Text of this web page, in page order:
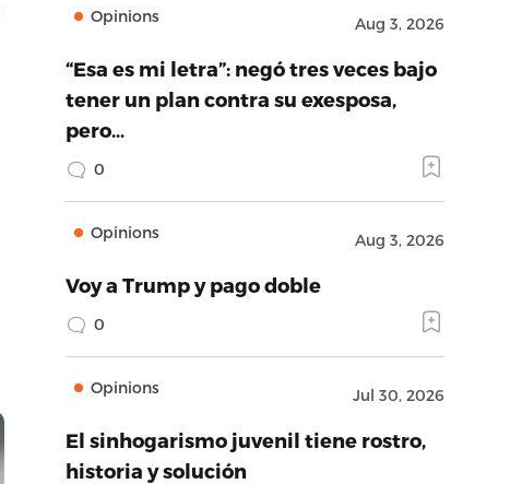
Opinions Aug 3, 2026
“Esa es mi letra”: negó tres veces bajo
tener un plan contra su exesposa,
pero…
0
Opinions Aug 3, 2026
Voy a Trump y pago doble
0
Opinions Jul 30, 2026
El sinhogarismo juvenil tiene rostro,
historia y solución